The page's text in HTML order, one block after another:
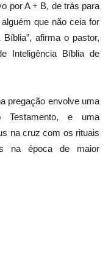
por A + B, de trás para
que não ceia for
afirma o pastor,
Inteligência Bíblia de
pregação envolve uma
Testamento, e uma
na cruz com os rituais
na época de maior